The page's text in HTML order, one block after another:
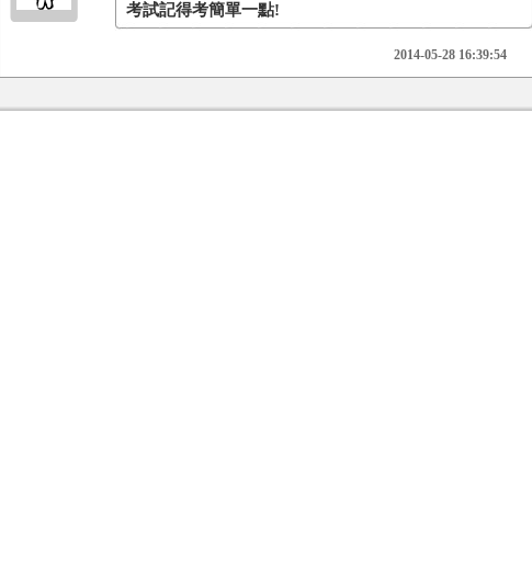
考試記得考簡單一點!
2014-05-28 16:39:54